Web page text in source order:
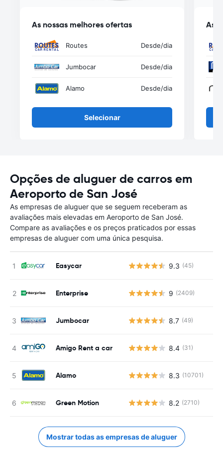
As nossas melhores ofertas
Routes Desde/dia
Jumbocar Desde/dia
Alamo Desde/dia
Selecionar
As
Opções de aluguer de carros em
Aeroporto de San José
As empresas de aluguer que se seguem receberam as
avaliações mais elevadas em Aeroporto de San José.
Compare as avaliações e os preços praticados por essas
empresas de aluguer com uma única pesquisa.
Easycar 9.3 (45)
Enterprise 9 (2409)
Jumbocar 8.7 (49)
Amigo Rent a car 8.4 (31)
Alamo 8.3 (10701)
Green Motion 8.2 (2710)
Mostrar todas as empresas de aluguer